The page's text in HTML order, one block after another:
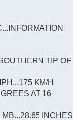
TIP OF
KM/H
AT 16
INCHES